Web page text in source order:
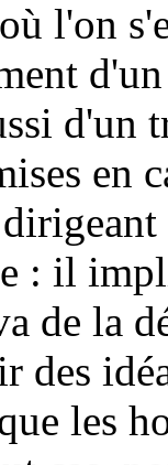
l'on
d'un
en
: il
de la
des
les